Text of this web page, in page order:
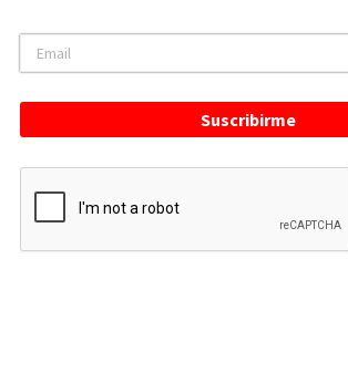
Suscribirme